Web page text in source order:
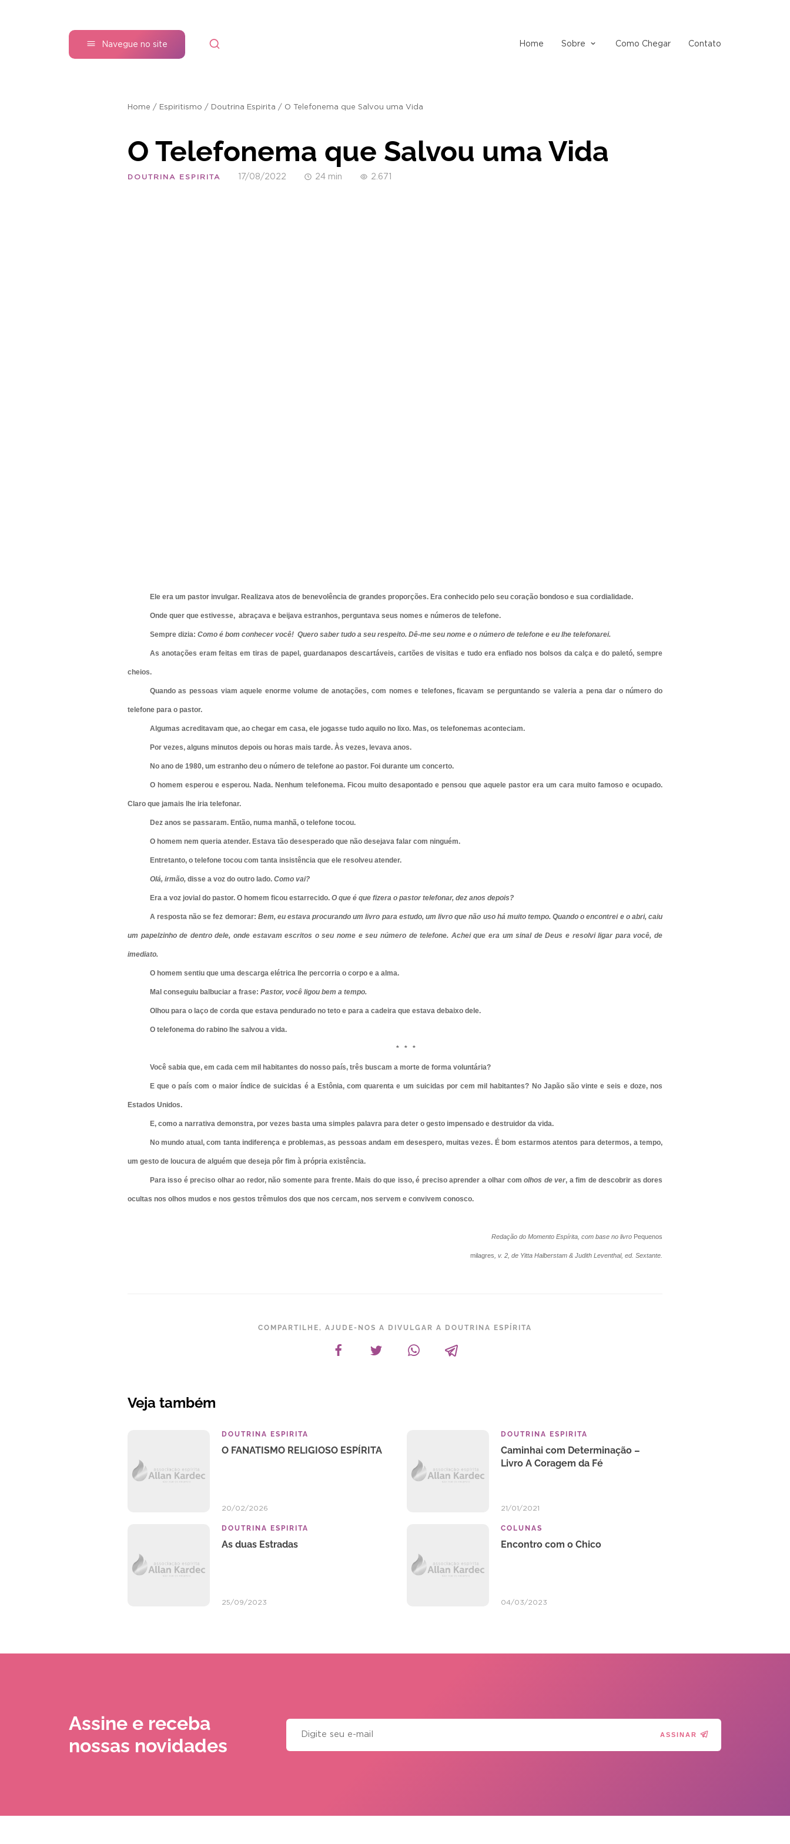
Navegue no site Home Sobre Como Chegar Contato
Home / Espiritismo / Doutrina Espirita / O Telefonema que Salvou uma Vida
O Telefonema que Salvou uma Vida
DOUTRINA ESPIRITA 17/08/2022 24 min 2.671
Ele era um pastor invulgar. Realizava atos de benevolência de grandes proporções. Era conhecido pelo seu coração bondoso e sua cordialidade.
Onde quer que estivesse, abraçava e beijava estranhos, perguntava seus nomes e números de telefone.
Sempre dizia: Como é bom conhecer você! Quero saber tudo a seu respeito. Dê-me seu nome e o número de telefone e eu lhe telefonarei.
As anotações eram feitas em tiras de papel, guardanapos descartáveis, cartões de visitas e tudo era enfiado nos bolsos da calça e do paletó, sempre
cheios.
Quando as pessoas viam aquele enorme volume de anotações, com nomes e telefones, ficavam se perguntando se valeria a pena dar o número do
telefone para o pastor.
Algumas acreditavam que, ao chegar em casa, ele jogasse tudo aquilo no lixo. Mas, os telefonemas aconteciam.
Por vezes, alguns minutos depois ou horas mais tarde. Às vezes, levava anos.
No ano de 1980, um estranho deu o número de telefone ao pastor. Foi durante um concerto.
O homem esperou e esperou. Nada. Nenhum telefonema. Ficou muito desapontado e pensou que aquele pastor era um cara muito famoso e ocupado.
Claro que jamais lhe iria telefonar.
Dez anos se passaram. Então, numa manhã, o telefone tocou.
O homem nem queria atender. Estava tão desesperado que não desejava falar com ninguém.
Entretanto, o telefone tocou com tanta insistência que ele resolveu atender.
Olá, irmão, disse a voz do outro lado. Como vai?
Era a voz jovial do pastor. O homem ficou estarrecido. O que é que fizera o pastor telefonar, dez anos depois?
A resposta não se fez demorar: Bem, eu estava procurando um livro para estudo, um livro que não uso há muito tempo. Quando o encontrei e o abri, caiu
um papelzinho de dentro dele, onde estavam escritos o seu nome e seu número de telefone. Achei que era um sinal de Deus e resolvi ligar para você, de
imediato.
O homem sentiu que uma descarga elétrica lhe percorria o corpo e a alma.
Mal conseguiu balbuciar a frase: Pastor, você ligou bem a tempo.
Olhou para o laço de corda que estava pendurado no teto e para a cadeira que estava debaixo dele.
O telefonema do rabino lhe salvou a vida.
* * *
Você sabia que, em cada cem mil habitantes do nosso país, três buscam a morte de forma voluntária?
E que o país com o maior índice de suicidas é a Estônia, com quarenta e um suicidas por cem mil habitantes? No Japão são vinte e seis e doze, nos
Estados Unidos.
E, como a narrativa demonstra, por vezes basta uma simples palavra para deter o gesto impensado e destruidor da vida.
No mundo atual, com tanta indiferença e problemas, as pessoas andam em desespero, muitas vezes. É bom estarmos atentos para determos, a tempo,
um gesto de loucura de alguém que deseja pôr fim à própria existência.
Para isso é preciso olhar ao redor, não somente para frente. Mais do que isso, é preciso aprender a olhar com olhos de ver, a fim de descobrir as dores
ocultas nos olhos mudos e nos gestos trêmulos dos que nos cercam, nos servem e convivem conosco.
Redação do Momento Espírita, com base no livro Pequenos
milagres , v. 2, de Yitta Halberstam & Judith Leventhal, ed. Sextante.
COMPARTILHE, AJUDE-NOS A DIVULGAR A DOUTRINA ESPÍRITA
Veja também
DOUTRINA ESPIRITA
O FANATISMO RELIGIOSO ESPÍRITA
20/02/2026
DOUTRINA ESPIRITA
Caminhai com Determinação –
Livro A Coragem da Fé
21/01/2021
DOUTRINA ESPIRITA
As duas Estradas
25/09/2023
COLUNAS
Encontro com o Chico
04/03/2023
Assine e receba
nossas novidades
ASSINAR